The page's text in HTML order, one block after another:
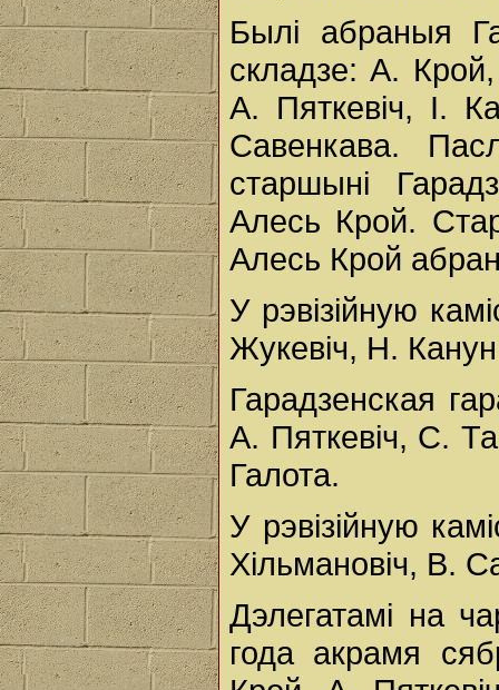
Былі абраныя
складзе: А.
А. Пяткевіч, І.
Савенкава.
старшыні
Алесь Крой.
Алесь Крой
У рэвізійную
Жукевіч, Н.
Гарадзенская
А. Пяткевіч, С.
Галота.
У рэвізійную
Хільмановіч, В.
Дэлегатамі на
года акрамя